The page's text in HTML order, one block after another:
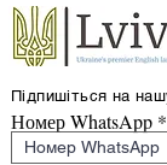
Підпишіться на
Номер WhatsApp